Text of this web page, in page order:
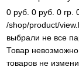
0 руб. 0 руб. 0 гр.
/shop/product/
выбрали не все
Товар невозможно
товаров не